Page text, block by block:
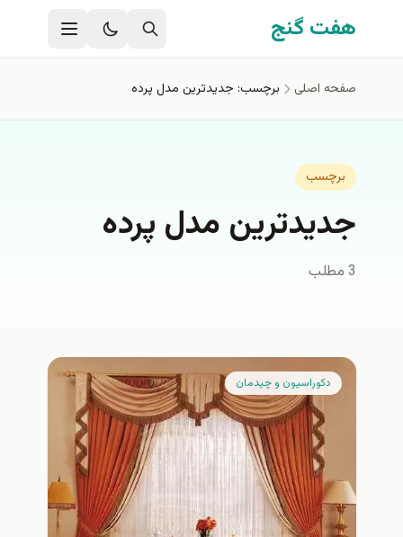
رفتن به محتوای اصلی
هفت گنج
صفحه اصلی برچسب: جديدترين مدل پرده
برچسب
جديدترين مدل پرده
3 مطلب
دكوراسيون و چيدمان